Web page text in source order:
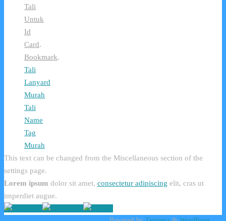
Tali
Untuk
Id
Card.
Bookmark.
Tali
Lanyard
Murah
Tali
Name
Tag
Murah
This text can be changed from the Miscellaneous section of the
settings page.
Lorem ipsum dolor sit amet, consectetur adipiscing elit, cras ut
imperdiet augue.